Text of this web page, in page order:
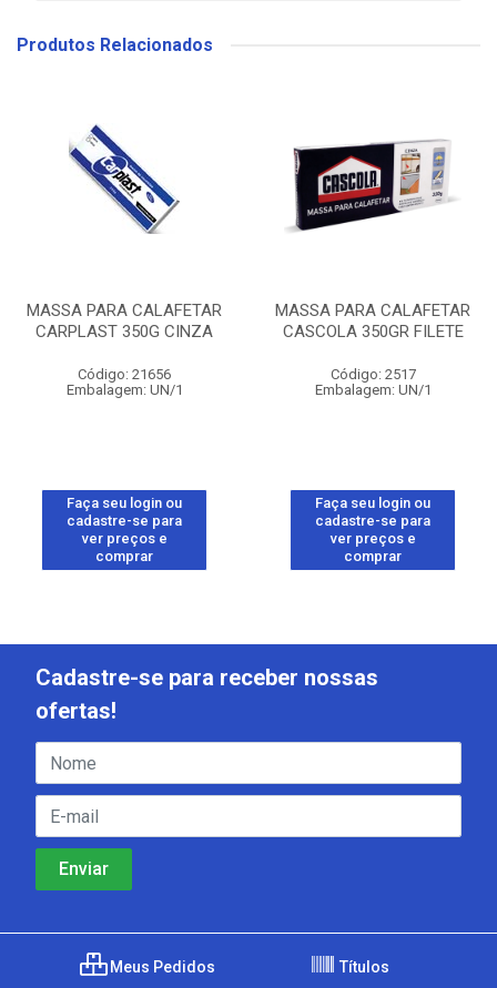
Produtos Relacionados
MASSA PARA CALAFETAR
CARPLAST 350G CINZA
Código: 21656
Embalagem: UN/1
Faça seu login ou
cadastre-se para
ver preços e
comprar
MASSA PARA CALAFETAR
CASCOLA 350GR FILETE
Código: 2517
Embalagem: UN/1
Faça seu login ou
cadastre-se para
ver preços e
comprar
Cadastre-se para receber nossas
ofertas!
Meus Pedidos Títulos